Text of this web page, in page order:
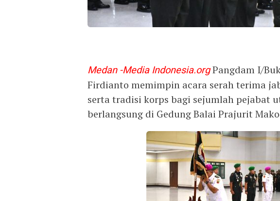
Medan -Media Indonesia.orgPangdam I/
Firdianto memimpin acara serah terima
serta tradisi korps bagi sejumlah pejabat
berlangsung di Gedung Balai Prajurit